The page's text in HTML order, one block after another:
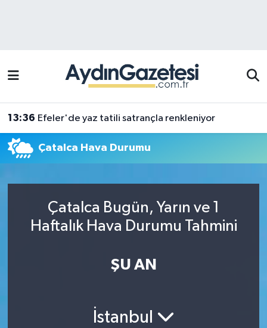
13:36 Efeler'de yaz tatili satrançla renkleniyor
Çatalca Hava Durumu
Çatalca Bugün, Yarın ve 1
Haftalık Hava Durumu Tahmini
ŞU AN
İstanbul
Efeler Trafik Yoğunluk Haritası
Süper Lig Puan Durumu ve Fikstür
Tüm Manşetler
Son Dakika Haberleri